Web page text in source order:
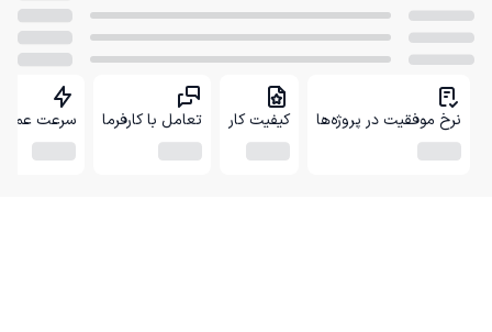
نرخ موفقیت در پروژه‌ها کیفیت کار تعامل با کارفرما سرعت عمل